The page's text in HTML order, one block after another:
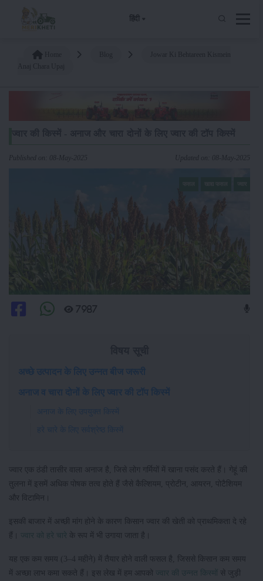
हिंदी
Published on: 08-May-2025 Updated on: 08-May-2025
7987
अच्छे उत्पादन के लिए उन्नत बीज जरूरी
अनाज व चारा दोनों के लिए ज्वार की टॉप किस्में
अनाज के लिए उपयुक्त किस्में
हरे चारे के लिए सर्वश्रेष्ठ किस्में
ज्वार एक ठंडी तासीर वाला अनाज है, जिसे लोग गर्मियों में खाना पसंद करते हैं। गेहूं की
तुलना में इसमें अधिक पोषक तत्व होते हैं जैसे कैल्शियम, प्रोटीन, आयरन, पोटैशियम
और विटामिन।
इसकी बाजार में अच्छी मांग होने के कारण किसान ज्वार की खेती को प्राथमिकता दे रहे
हैं।
ज्वार को हरे चारे के रूप में भी उगाया जाता है।
यह एक कम समय (3–4 महीने) में तैयार होने वाली फसल है, जिससे किसान कम समय
में अच्छा लाभ कमा सकते हैं। इस लेख में हम आपको
ज्वार की उन्नत किस्मों
से जुड़ी